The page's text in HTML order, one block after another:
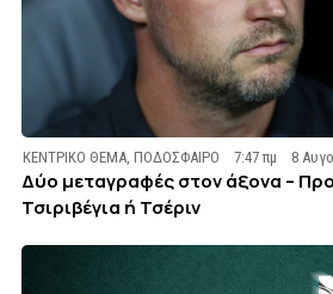
ΚΕΝΤΡΙΚΟ ΘΕΜΑ ,ΠΟΔΟΣΦΑΙΡΟ 7:47 πμ 8
Δύο μεταγραφές στον άξονα –
Τσιριβέγια ή Τσέριν